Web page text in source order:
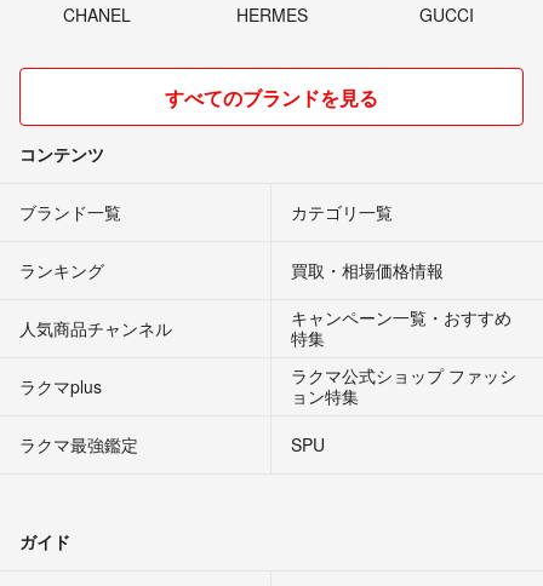
CHANEL HERMES GUCCI
すべてのブランドを見る
コンテンツ
ブランド一覧 カテゴリ一覧
ランキング 買取・相場価格情報
人気商品チャンネル
キャンペーン一覧・おすすめ
特集
ラクマplus
ラクマ公式ショップ ファッシ
ョン特集
ラクマ最強鑑定
SPU
ガイド